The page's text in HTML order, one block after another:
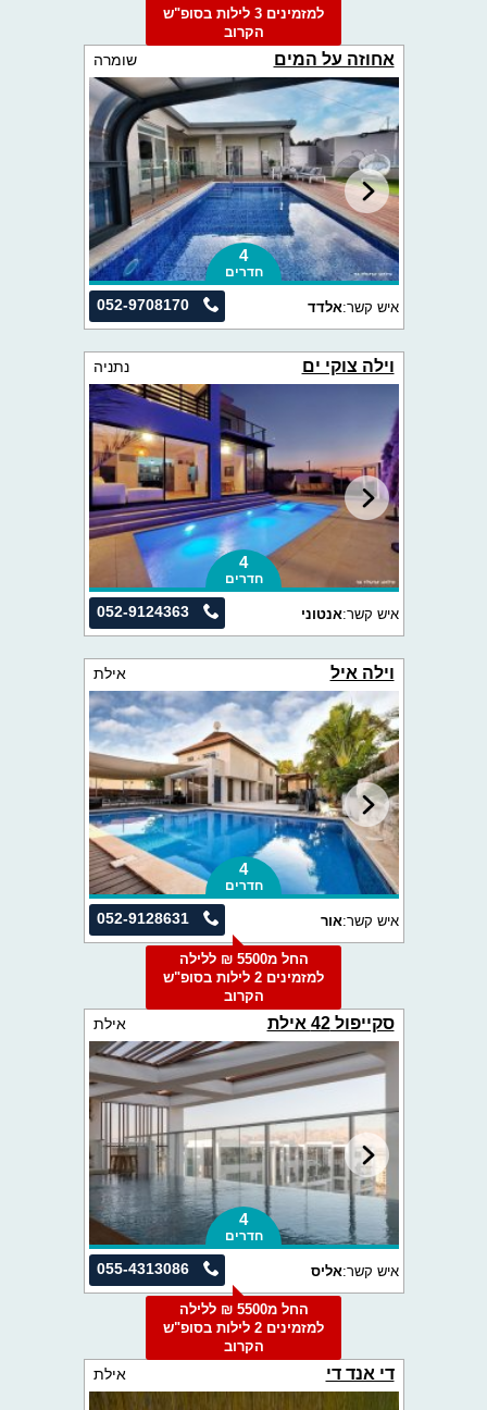
למזמינים 3 לילות בסופ"ש
הקרוב
אחוזה על המים שומרה
4
חדרים
052-9708170 איש קשר:אלדד
וילה צוקי ים נתניה
4
חדרים
052-9124363 איש קשר:אנטוני
וילה איל אילת
4
חדרים
052-9128631 איש קשר:אור
החל מ5500 ₪ ללילה
למזמינים 2 לילות בסופ"ש
הקרוב
סקייפול 42 אילת אילת
4
חדרים
055-4313086 איש קשר:אליס
החל מ5500 ₪ ללילה
למזמינים 2 לילות בסופ"ש
הקרוב
די אנד די אילת